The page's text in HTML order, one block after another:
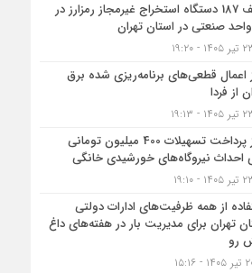
کشف 187 دستگاه استخراج غیرمجاز رمزارز در
صنعتی در استان تهران
اعمال قطعی‌های برنامه‌ریزی شده برق
از فردا
آغاز پرداخت تسهیلات 400 میلیون تومانی
احداث نیروگاه‌های خورشیدی خانگی
از همه ظرفیت‌های ادارات دولتی
تهران برای مدیریت بار در هفته‌های داغ
رو